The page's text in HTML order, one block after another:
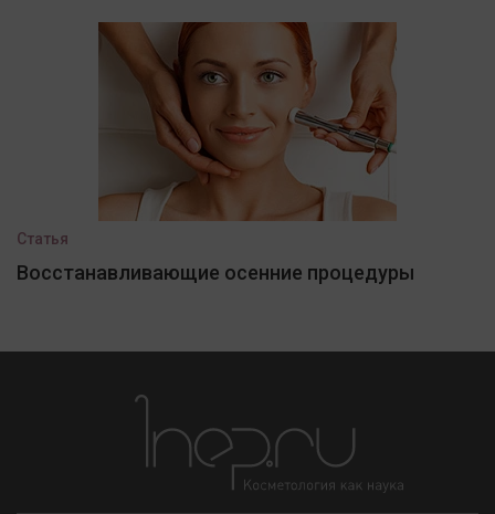
Статья
Восстанавливающие осенние процедуры